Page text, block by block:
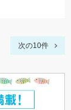
次の10件